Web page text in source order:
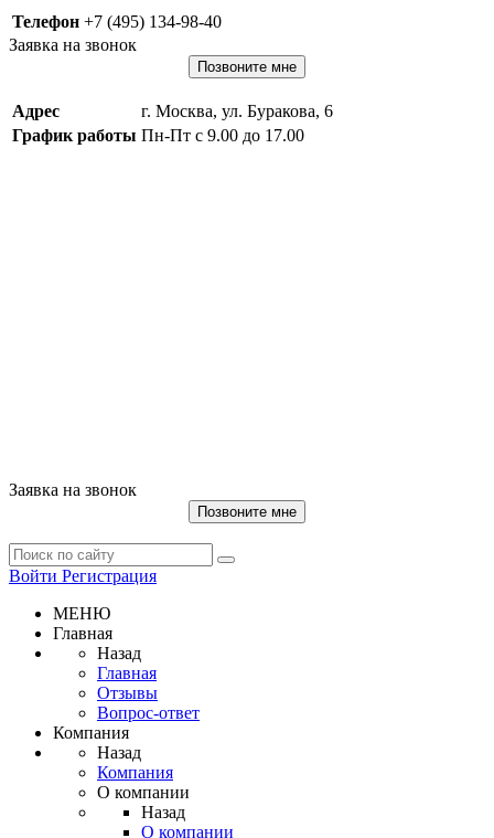
Телефон +7 (495) 134-98-40
Заявка на звонок
Позвоните мне
Адрес
г. Москва, ул. Буракова, 6
График работы Пн-Пт с 9.00 до 17.00
Заявка на звонок
Позвоните мне
Войти Регистрация
МЕНЮ
Главная
Назад
Главная
Отзывы
Вопрос-ответ
Компания
Назад
Компания
О компании
Назад
О компании